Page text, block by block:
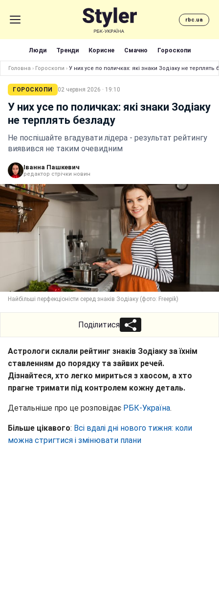
rbc.ua
Люди Тренди Корисне Смачно Гороскопи
Головна › Гороскопи › У них усе по поличках: які знаки Зодіаку не терплять
ГОРОСКОПИ 02 червня 2026 · 19:10
У них усе по поличках: які знаки Зодіаку
не терплять безладу
Не поспішайте вгадувати лідера - результат рейтингу
виявився не таким очевидним
Іванна Пашкевич
редактор стрічки новин
Найбільші перфекціоністи серед знаків Зодіаку (фото: Freepik)
Поділитися
Астрологи склали рейтинг знаків Зодіаку за їхнім
ставленням до порядку та зайвих речей.
Дізнайтеся, хто легко мириться з хаосом, а хто
прагне тримати під контролем кожну деталь.
Детальніше про це розповідає РБК-Україна.
Більше цікавого: Всі вдалі дні нового тижня: коли
можна стригтися і змінювати плани